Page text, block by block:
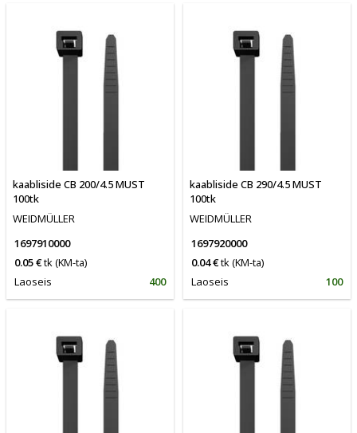
kaabliside CB 200/4.5 MUST
100tk
WEIDMÜLLER
1697910000
0.05 €tk(KM-ta)
Laoseis
400
kaabliside CB 290/4.5 MUST
100tk
WEIDMÜLLER
1697920000
0.04 €tk(KM-ta)
Laoseis
100